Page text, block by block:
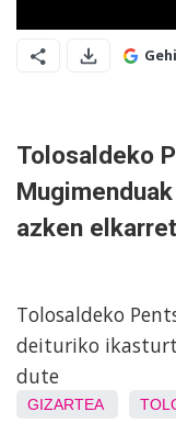
Tolosaldeko
azken
Tolosaldeko
deituriko
dute
GIZARTEA